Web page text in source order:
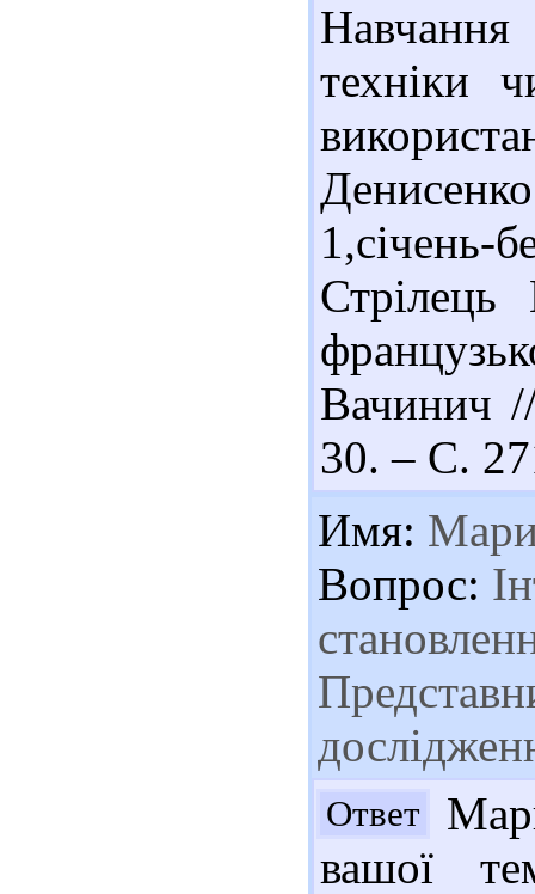
техніки
Вачинич
30. – С.
Имя:
Вопрос:
Ответ
вашої